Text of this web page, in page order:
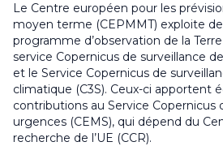
Le Centre européen pour les
moyen terme (CEPMMT) exploite
programme d’observation de la
service Copernicus de surveillance
et le Service Copernicus de
climatique (C3S). Ceux-ci apportent
contributions au Service Copernicus
urgences (CEMS), qui dépend du
recherche de l’UE (CCR).